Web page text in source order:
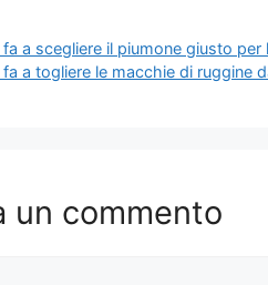
a scegliere il piumone giusto per
a togliere le macchie di ruggine
un commento